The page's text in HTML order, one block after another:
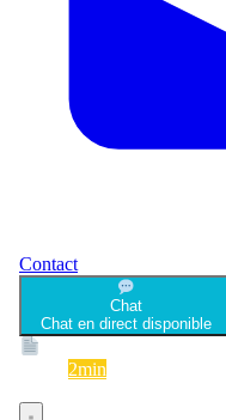
Contact
Chat
Chat en direct disponible
2min